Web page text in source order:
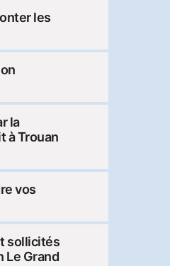
les
la
à Trouan
vos
sollicités
Le Grand